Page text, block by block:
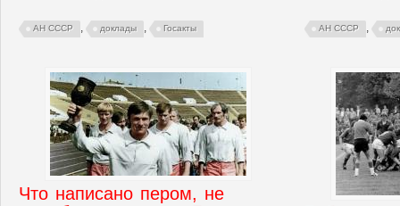
АН СССР , доклады , Госакты АН СССР ,
Что написано пером, не